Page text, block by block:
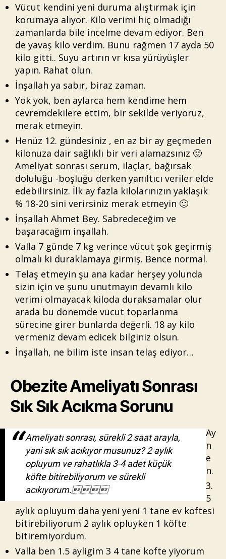
Vücut kendini yeni duruma alıştırmak için
korumaya alıyor. Kilo verimi hiç olmadığı
zamanlarda bile incelme devam ediyor. Ben
de yavaş kilo verdim. Bunu rağmen 17 ayda 50
kilo gitti.. Suyu artırın vr kısa yürüyüşler
yapın. Rahat olun.
İnşallah ya sabır, biraz zaman.
Yok yok, ben aylarca hem kendime hem
cevremdekilere ettim, bir sekilde veriyoruz,
merak etmeyin.
Henüz 12. gündesiniz , en az bir ay geçmeden
kilonuza dair sağlıklı bir veri alamazsınız 🙂
Ameliyat sonrası serum, ilaçlar, bağırsak
doluluğu -boşluğu derken yanıltıcı veriler elde
edebilirsiniz. İlk ay fazla kilolarınızın yaklaşık
% 18-20 sini verirsiniz merak etmeyin 🙂
İnşallah Ahmet Bey. Sabredeceğim ve
başaracağım inşallah.
Valla 7 günde 7 kg verince vücut şok geçirmiş
olmalı ki duraklamaya girmiş. Bence normal.
Telaş etmeyin şu ana kadar herşey yolunda
sizin için ve şunu unutmayın devamlı kilo
verimi olmayacak kiloda duraksamalar olur
arada bu dönemde vücut toparlanma
sürecine girer bunlarda değerli. 18 ay kilo
vermeniz devam edicek bilginiz olsun.
İnşallah, ne bilim iste insan telaş ediyor…
Obezite Ameliyatı Sonrası
Sık Sık Acıkma Sorunu
Ameliyatı sonrası, sürekli 2 saat arayla,
yani sık sık acıkıyor musunuz? 2 aylık
opluyum ve rahatlıkla 3-4 adet küçük
köfte bitirebiliyorum ve sürekli
acıkıyorum.
Ay
n
e
n.
3.
5
aylık opluyum daha yeni yeni 1 tane ev köftesi
bitirebiliyorum 2 aylık opluyken 1 köfte
bitiremiyordum.
Valla ben 1.5 ayligim 3 4 tane kofte yiyorum